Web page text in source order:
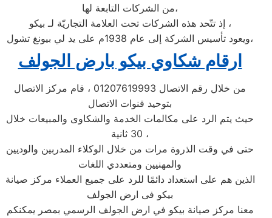
من الشركات التابعة لها،
إذ تتّحد هذه الشركات تحت العلامة التجاريّة لـ بيكو ،
ويعود تأسيس الشركة إلى عام 1938م على يد لي بيونغ تشول،
ارقام شكاوي بيكو بارض الجولف
من خلال رقم الاتصال 01207619993 ، قام مركز الاتصال
بتوحيد قنوات الاتصال
حيث يتم الرد على مكالمات الخدمة والشكاوى والمبيعات خلال
30 ثانية ،
حتى في وقت الذروة مرات من خلال الوكلاء المدربين والوديين
والمهنيين ومتعددي اللغات
الذين هم على استعداد دائمًا للرد على جميع العملاء مركز صيانة
بيكو فى ارض الجولف
معنا مركز صيانة بيكو في ارض الجولف الرسمي بمصر يمكنكم